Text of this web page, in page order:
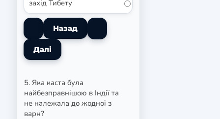
захід Тибету
5. Яка каста була
найбезправнішою в Індії та
не належала до жодної з
варн?